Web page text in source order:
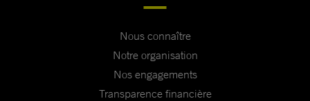
Nous connaître
Notre organisation
Nos engagements
Transparence financière